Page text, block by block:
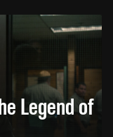
Legend of